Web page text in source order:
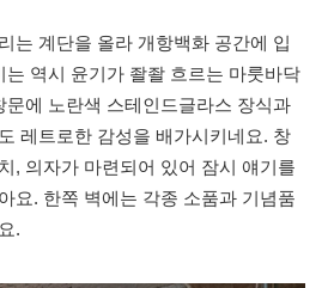
는 계단을 올라 개항백화 공간에 입
는 역시 윤기가 좔좔 흐르는 마룻바닥
문에 노란색 스테인드글라스 장식과
레트로한 감성을 배가시키네요. 창
, 의자가 마련되어 있어 잠시 얘기를
요. 한쪽 벽에는 각종 소품과 기념품
.